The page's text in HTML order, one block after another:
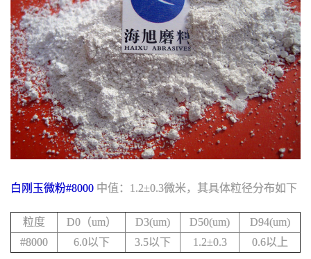
白刚玉微粉#8000 中值：1.2±0.3微米，其具体粒径分布如下
粒度 D0（um） D3(um) D50(um)
D94(um)
#8000
6.0以下 3.5以下 1.2±0.3 0.6以上